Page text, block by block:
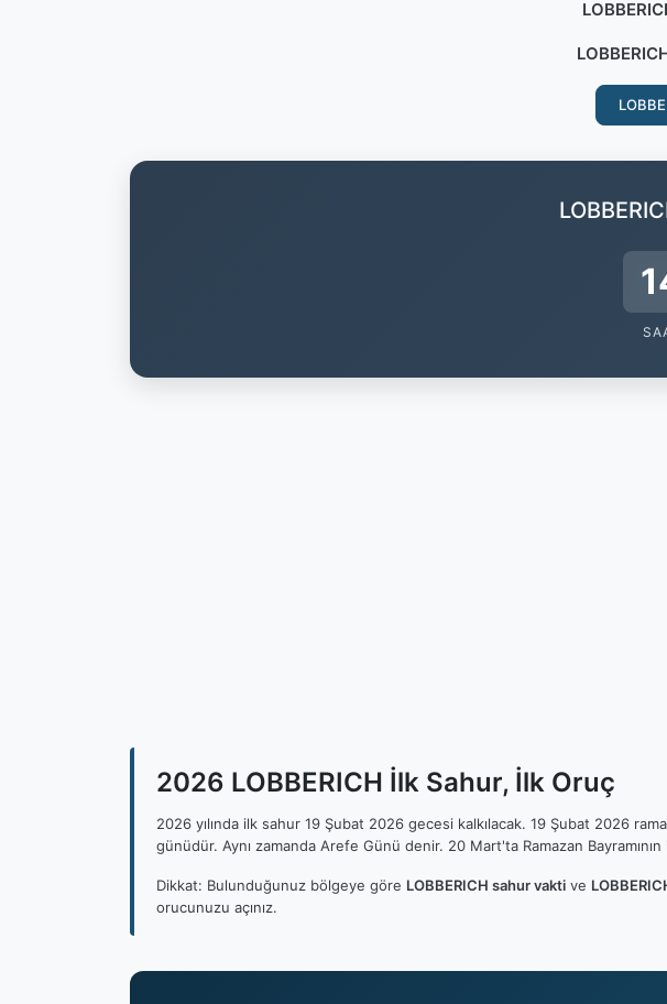
2026 LOBBERICH İlk Sahur, İlk Oruç
2026 yılında ilk sahur 19 Şubat 2026 gecesi kalkılacak. 19 Şubat 2026
günüdür. Aynı zamanda Arefe Günü denir. 20 Mart'ta Ramazan
Dikkat: Bulunduğunuz bölgeye göre LOBBERICH sahur vakti ve
orucunuzu açınız.